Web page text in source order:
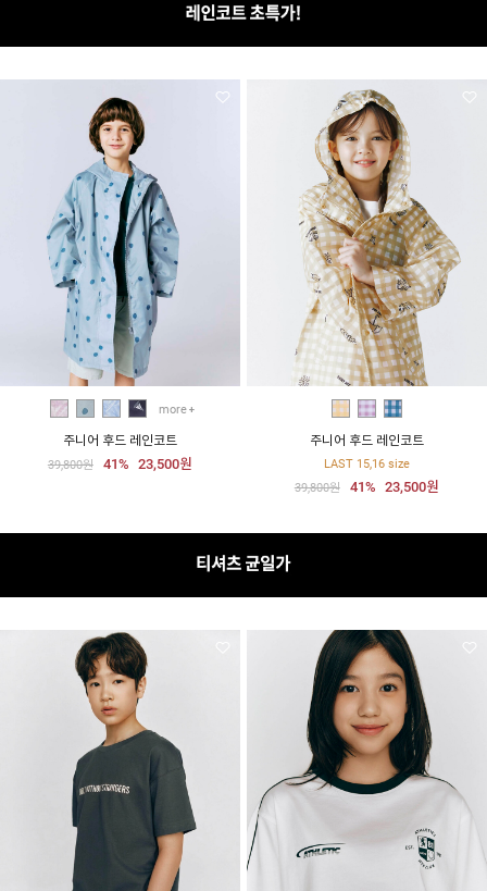
more
주니어 후드 레인코트
39,800원 41% 23,500원
주니어 후드 레인코트
LAST 15,16 size
39,800원
41% 23,500원